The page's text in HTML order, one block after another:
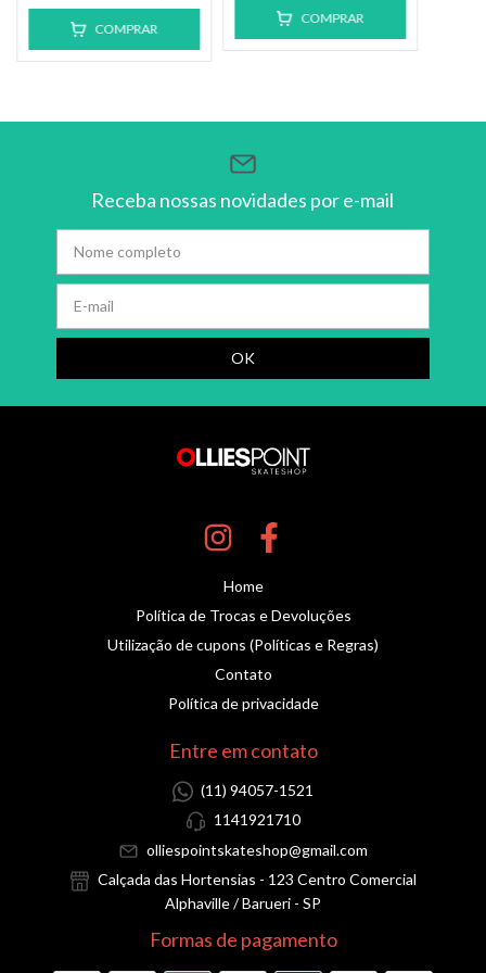
COMPRAR
COMPRAR
Receba nossas novidades por e-mail
Home
Política de Trocas e Devoluções
Utilização de cupons (Políticas e Regras)
Contato
Política de privacidade
Entre em contato
(11) 94057-1521
1141921710
olliespointskateshop@gmail.com
Calçada das Hortensias - 123 Centro Comercial
Alphaville / Barueri - SP
Formas de pagamento